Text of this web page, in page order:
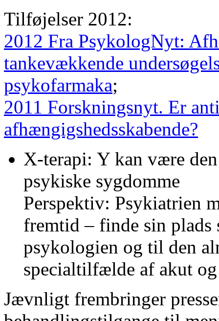
Tilføjelser 2012:
2012 Fra PsykologNyt:
tankevækkende
psykofarmaka;
2011 Forskningsnyt. Er
afhængigshedsskabende?
X-terapi: Y kan være
psykiske sygdomme
Perspektiv: Psykiatrien
fremtid – finde sin
psykologien og til den
specialtilfælde af akut
Jævnligt frembringer